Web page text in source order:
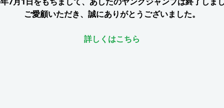
ご愛顧いただき、誠にありがとうございました。
詳しくはこちら